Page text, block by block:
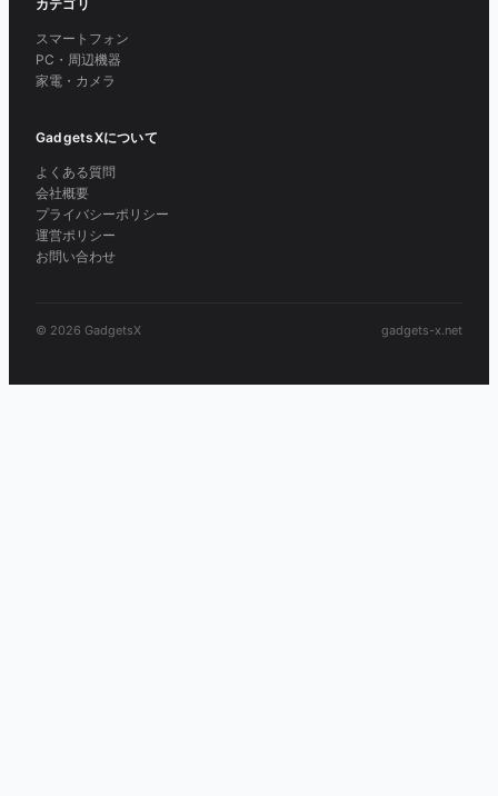
カテゴリ
スマートフォン
PC・周辺機器
家電・カメラ
GadgetsXについて
よくある質問
会社概要
プライバシーポリシー
運営ポリシー
お問い合わせ
© 2026 GadgetsX gadgets-x.net